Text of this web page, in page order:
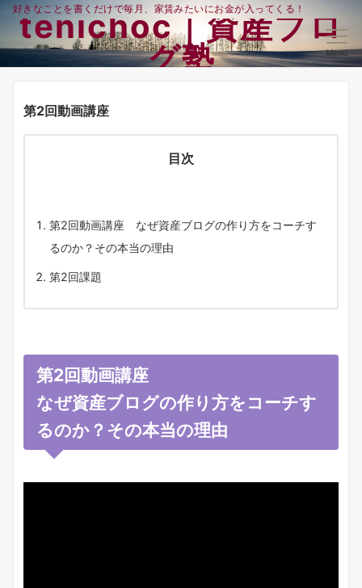
好きなことを書くだけで毎月、家賃みたいにお金が入ってくる！
tenichoc｜資産ブロ
グ塾
Menu
第2回動画講座
目次
第2回動画講座 なぜ資産ブログの作り方をコーチす
るのか？その本当の理由
第2回課題
第2回動画講座
なぜ資産ブログの作り方をコーチす
るのか？その本当の理由